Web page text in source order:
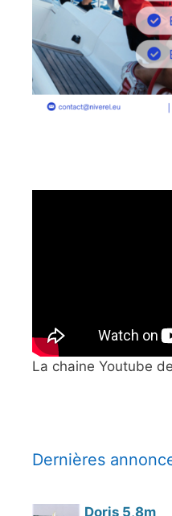
La chaine Youtube
Dernières
Doris 5,8m